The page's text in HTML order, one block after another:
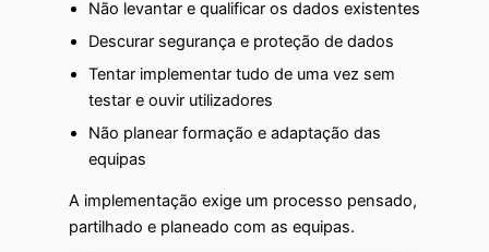
Não levantar e qualificar os dados existentes
Descurar segurança e proteção de dados
Tentar implementar tudo de uma vez sem
testar e ouvir utilizadores
Não planear formação e adaptação das
equipas
A implementação exige um processo pensado,
partilhado e planeado com as equipas.